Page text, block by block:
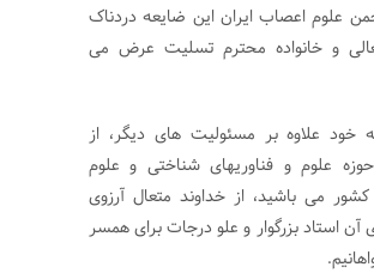
علوم اعصاب ایران این ضایعه دردناک
و خانواده محترم تسلیت عرض می
خود علاوه بر مسئولیت های دیگر، از
علوم و فناوریهای شناختی و علوم
می باشید، از خداوند متعال آرزوی
آن استاد بزرگوار و علو درجات برای همسر